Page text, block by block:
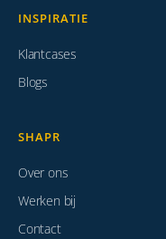
INSPIRATIE
Klantcases
Blogs
SHAPR
Over ons
Werken bij
Contact